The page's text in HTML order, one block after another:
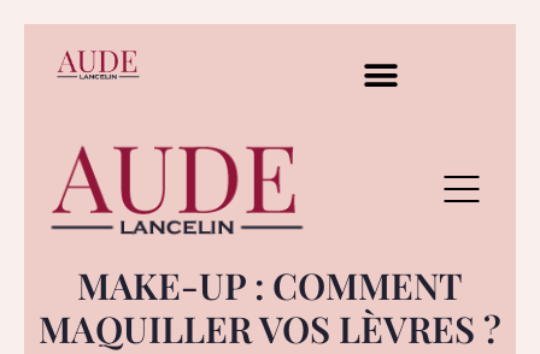
MAKE-UP : COMMENT
MAQUILLER VOS LÈVRES ?